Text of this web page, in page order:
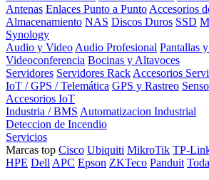
Antenas Enlaces Punto a Punto Accesorios
Almacenamiento NAS Discos Duros SSD
Synology
Audio y Video Audio Profesional Pantallas
Videoconferencia Bocinas y Altavoces
Servidores Servidores Rack Accesorios
IoT / GPS / Telemática GPS y Rastreo
Accesorios IoT
Industria / BMS Automatizacion Industrial
Deteccion de Incendio
Servicios
Marcas top Cisco Ubiquiti MikroTik TP-
HPE Dell APC Epson ZKTeco Panduit